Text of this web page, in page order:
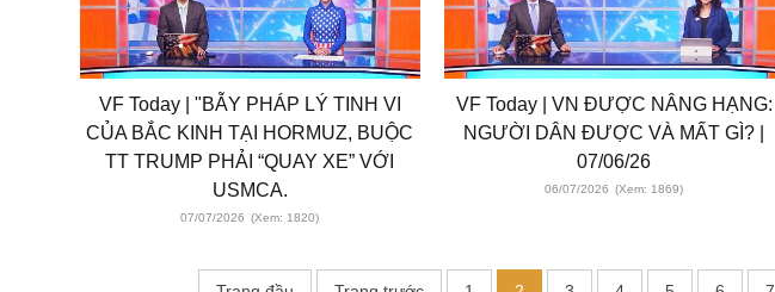
VF Today | "BẪY PHÁP LÝ TINH VI
CỦA BẮC KINH TẠI HORMUZ, BUỘC
TT TRUMP PHẢI “QUAY XE” VỚI
USMCA.
07/07/2026 (Xem: 1820)
VF Today | VN ĐƯỢC NÂNG HẠNG:
NGƯỜI DÂN ĐƯỢC VÀ MẤT GÌ? |
07/06/26
06/07/2026 (Xem: 1869)